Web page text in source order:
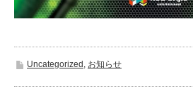
Uncategorized , お知らせ